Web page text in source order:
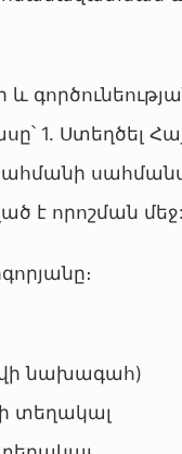
և
1. Ստեղծել
է որոշման մեջ:
նախագահ)
տեղակալ